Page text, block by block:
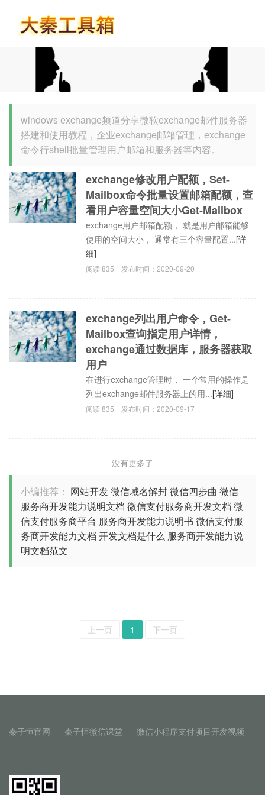
windows exchange频道分享微软exchange邮件服务器
搭建和使用教程，企业exchange邮箱管理，exchange
命令行shell批量管理用户邮箱和服务器等内容。
exchange修改用户配额，Set-
Mailbox命令批量设置邮箱配额，查
看用户容量空间大小Get-Mailbox
exchange用户邮箱配额， 就是用户邮箱能够
使用的空间大小， 通常有三个容量配置...[详
细]
阅读835 发布时间：2020-09-20
exchange列出用户命令，Get-
Mailbox查询指定用户详情，
exchange通过数据库，服务器获取
用户
在进行exchange管理时， 一个常用的操作是
列出exchange邮件服务器上的用...[详细]
阅读835 发布时间：2020-09-17
没有更多了
小编推荐： 网站开发微信域名解封微信四步曲 微信
服务商开发能力说明文档 微信支付服务商开发文档 微
信支付服务商平台 服务商开发能力说明书 微信支付服
务商开发能力文档 开发文档是什么 服务商开发能力说
明文档范文
上一页 1 下一页
秦子恒官网 秦子恒微信课堂 微信小程序支付项目开发视频